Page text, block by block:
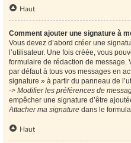
Haut
Comment ajouter une signature à
Vous devez d’abord créer une
l’utilisateur. Une fois créée, vous
formulaire de rédaction de message.
par défaut à tous vos messages en
signature » à partir du panneau de
-> Modifier les préférences de
empêcher une signature d’être
Attacher ma signature dans le
Haut